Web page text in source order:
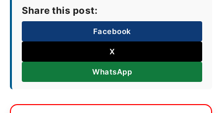
Share this post:
Facebook
X
WhatsApp